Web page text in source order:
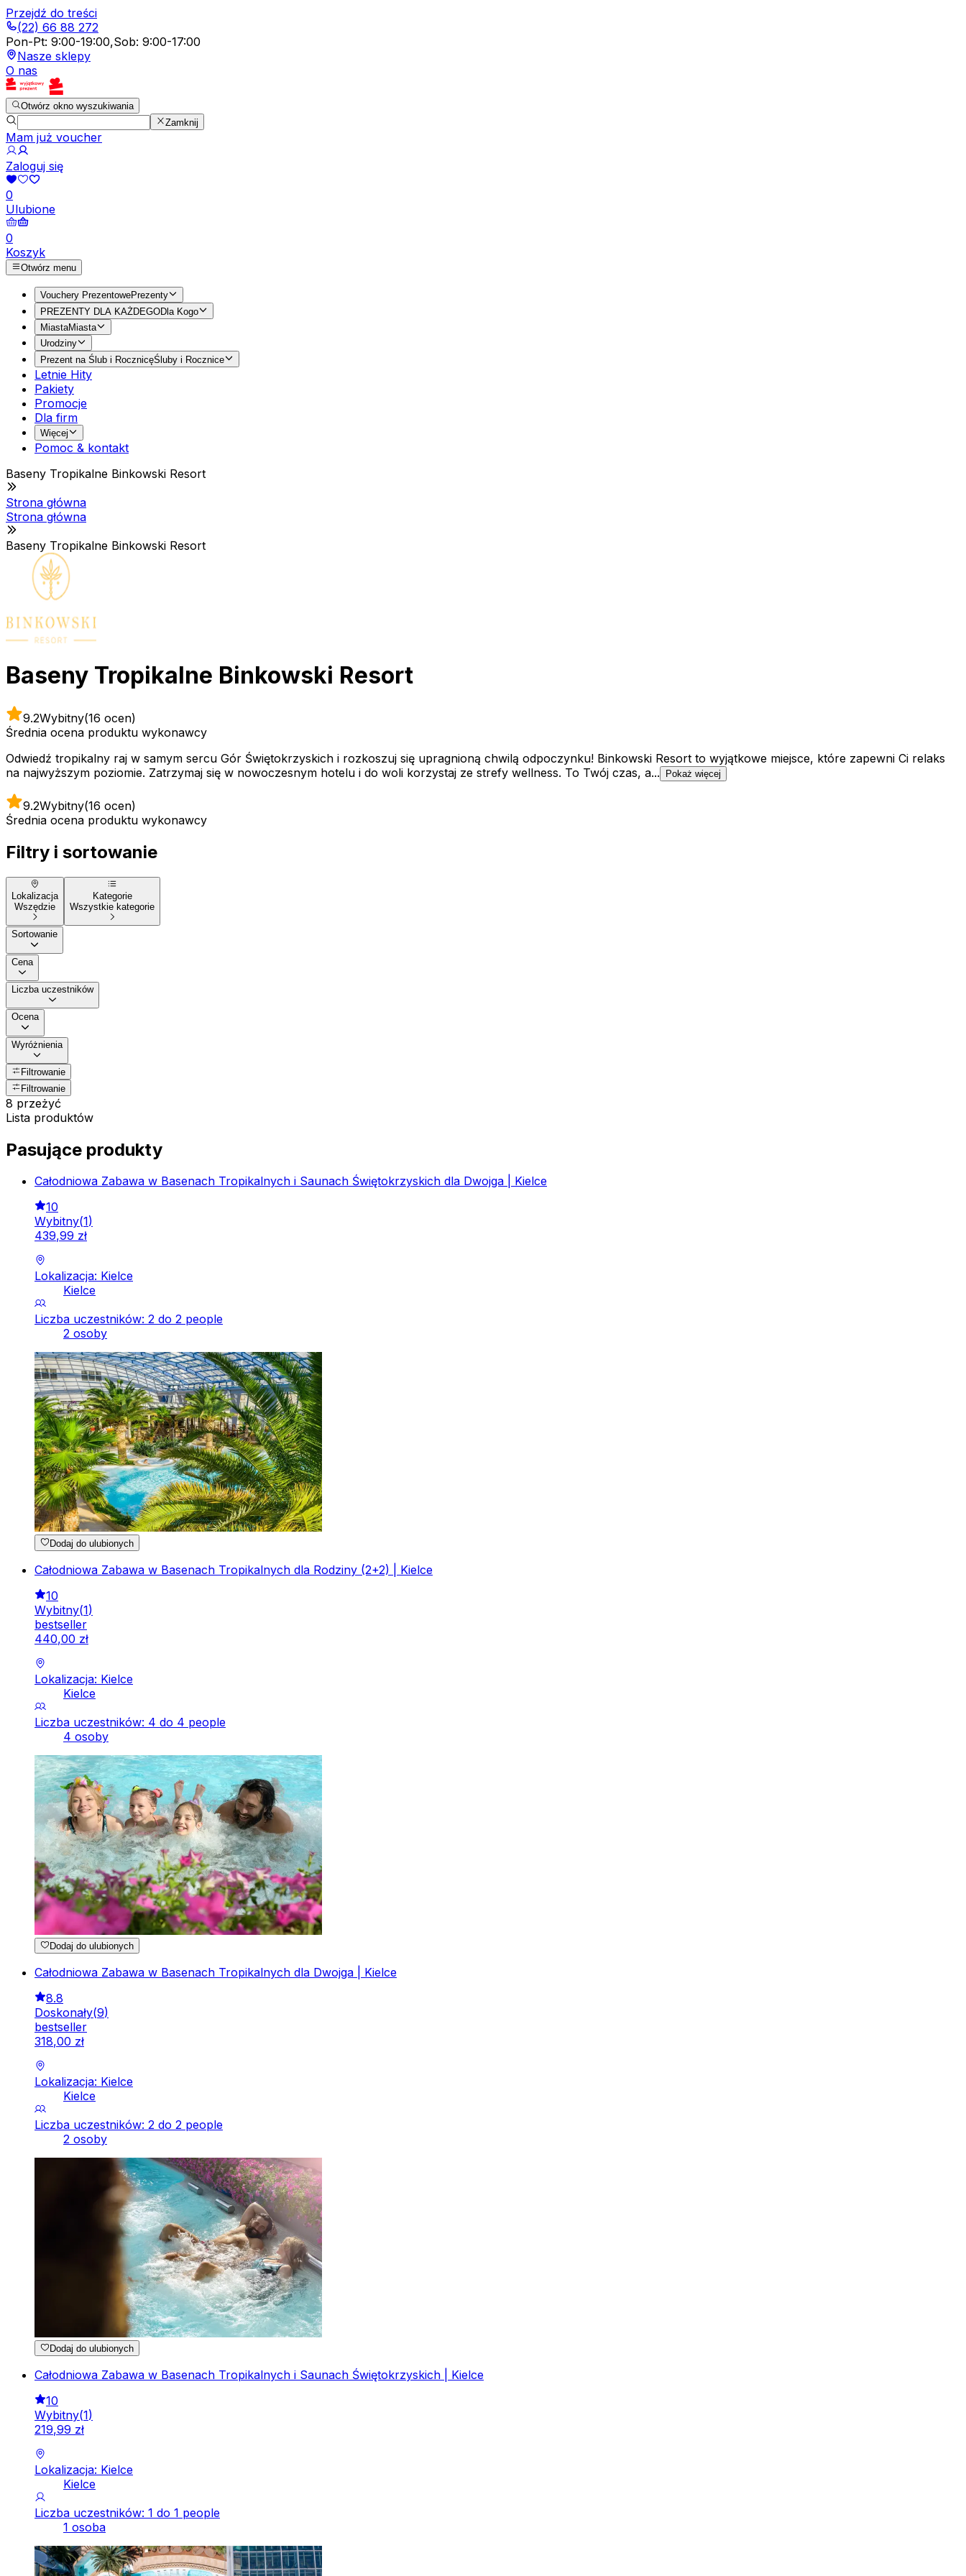
Przejdź do treści
(22) 66 88 272
Pon-Pt: 9:00-19:00,Sob: 9:00-17:00
Nasze sklepy
O nas
Otwórz okno wyszukiwania
Zamknij
Mam już voucher
Zaloguj się
0
Ulubione
0
Koszyk
Otwórz menu
Vouchery PrezentowePrezenty
PREZENTY DLA KAŻDEGODla Kogo
MiastaMiasta
Urodziny
Prezent na Ślub i RocznicęŚluby i Rocznice
Letnie Hity
Pakiety
Promocje
Dla firm
Więcej
Pomoc & kontakt
Baseny Tropikalne Binkowski Resort
Strona główna
Strona główna
Baseny Tropikalne Binkowski Resort
Baseny Tropikalne Binkowski Resort
9.2Wybitny(16 ocen)
Średnia ocena produktu wykonawcy
Odwiedź tropikalny raj w samym sercu Gór Świętokrzyskich i rozkoszuj się upragnioną chwilą odpoczynku! Binkowski Resort to wyjątkowe miejsce, które zapewni Ci relaks
na najwyższym poziomie. Zatrzymaj się w nowoczesnym hotelu i do woli korzystaj ze strefy wellness. To Twój czas, a...
Pokaż więcej
9.2Wybitny(16 ocen)
Średnia ocena produktu wykonawcy
Filtry i sortowanie
Lokalizacja
Wszędzie
Kategorie
Wszystkie kategorie
Sortowanie
Cena
Liczba uczestników
Ocena
Wyróżnienia
Filtrowanie
Filtrowanie
8 przeżyć
Lista produktów
Pasujące produkty
Całodniowa Zabawa w Basenach Tropikalnych i Saunach Świętokrzyskich dla Dwojga | Kielce
10
Wybitny(1)
439,99 zł
Lokalizacja: Kielce
Kielce
Liczba uczestników: 2 do 2 people
2 osoby
Dodaj do ulubionych
Całodniowa Zabawa w Basenach Tropikalnych dla Rodziny (2+2) | Kielce
10
Wybitny(1)
bestseller
440,00 zł
Lokalizacja: Kielce
Kielce
Liczba uczestników: 4 do 4 people
4 osoby
Dodaj do ulubionych
Całodniowa Zabawa w Basenach Tropikalnych dla Dwojga | Kielce
8.8
Doskonały(9)
bestseller
318,00 zł
Lokalizacja: Kielce
Kielce
Liczba uczestników: 2 do 2 people
2 osoby
Dodaj do ulubionych
Całodniowa Zabawa w Basenach Tropikalnych i Saunach Świętokrzyskich | Kielce
10
Wybitny(1)
219,99 zł
Lokalizacja: Kielce
Kielce
Liczba uczestników: 1 do 1 people
1 osoba